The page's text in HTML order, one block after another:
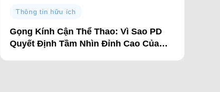
Thông tin hữu ích
Gọng Kính Cận Thể Thao: Vì Sao PD
Quyết Định Tầm Nhìn Đỉnh Cao Của